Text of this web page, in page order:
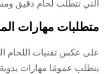
التي تتطلب لحام دقيق
متطلبات مهارات
على عكس تقنيات اللحام
يتطلب عمومًا مهارات